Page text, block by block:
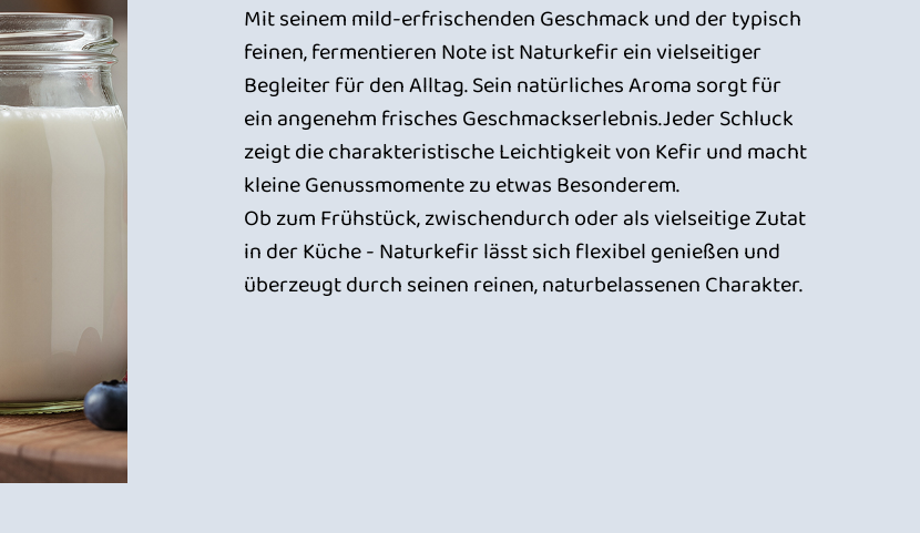
Mit seinem mild-erfrischenden Geschmack und der typisch
feinen, fermentieren Note ist Naturkefir ein vielseitiger
Begleiter für den Alltag. Sein natürliches Aroma sorgt für
ein angenehm frisches Geschmackserlebnis.Jeder Schluck
zeigt die charakteristische Leichtigkeit von Kefir und macht
kleine Genussmomente zu etwas Besonderem.
Ob zum Frühstück, zwischendurch oder als vielseitige Zutat
in der Küche - Naturkefir lässt sich flexibel genießen und
überzeugt durch seinen reinen, naturbelassenen Charakter.